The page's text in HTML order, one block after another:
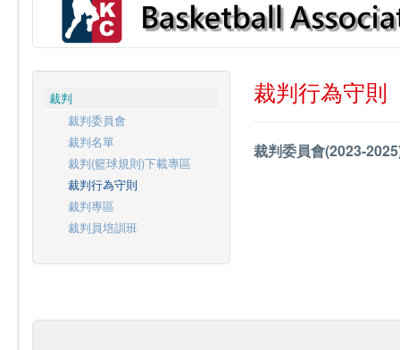
裁判
裁判委員會
裁判名單
裁判(籃球規則)下載專區
裁判行為守則
裁判專區
裁判員培訓班
裁判行為守則
裁判委員會(2023-